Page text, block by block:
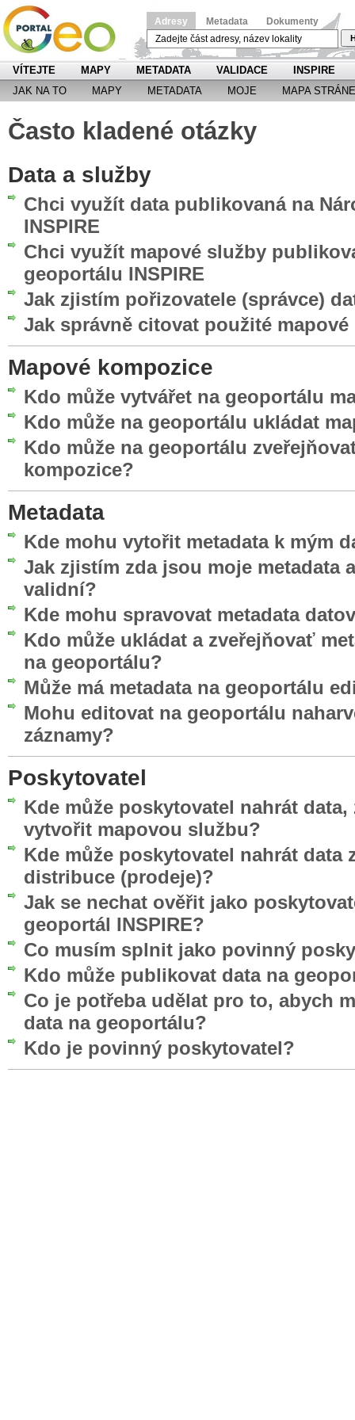
Adresy Metadata Dokumenty
VÍTEJTE MAPY METADATA VALIDACE
INSPIRE
JAK NA TO
MAPY METADATA MOJE MAPA
Často kladené otázky
Data a služby
Chci využít data publikovaná na
INSPIRE
Chci využít mapové služby
geoportálu INSPIRE
Jak zjistím pořizovatele (správce)
Jak správně citovat použité
Mapové kompozice
Kdo může vytvářet na geoportálu
Kdo může na geoportálu ukládat
Kdo může na geoportálu
kompozice?
Metadata
Kde mohu vytořit metadata k mým
Jak zjistím zda jsou moje metadata
validní?
Kde mohu spravovat metadata
Kdo může ukládat a zveřejňovať
na geoportálu?
Může má metadata na geoportálu
Mohu editovat na geoportálu
záznamy?
Poskytovatel
Kde může poskytovatel nahrát data,
vytvořit mapovou službu?
Kde může poskytovatel nahrát data
distribuce (prodeje)?
Jak se nechat ověřit jako
geoportál INSPIRE?
Co musím splnit jako povinný
Kdo může publikovat data na
Co je potřeba udělat pro to, abych
data na geoportálu?
Kdo je povinný poskytovatel?